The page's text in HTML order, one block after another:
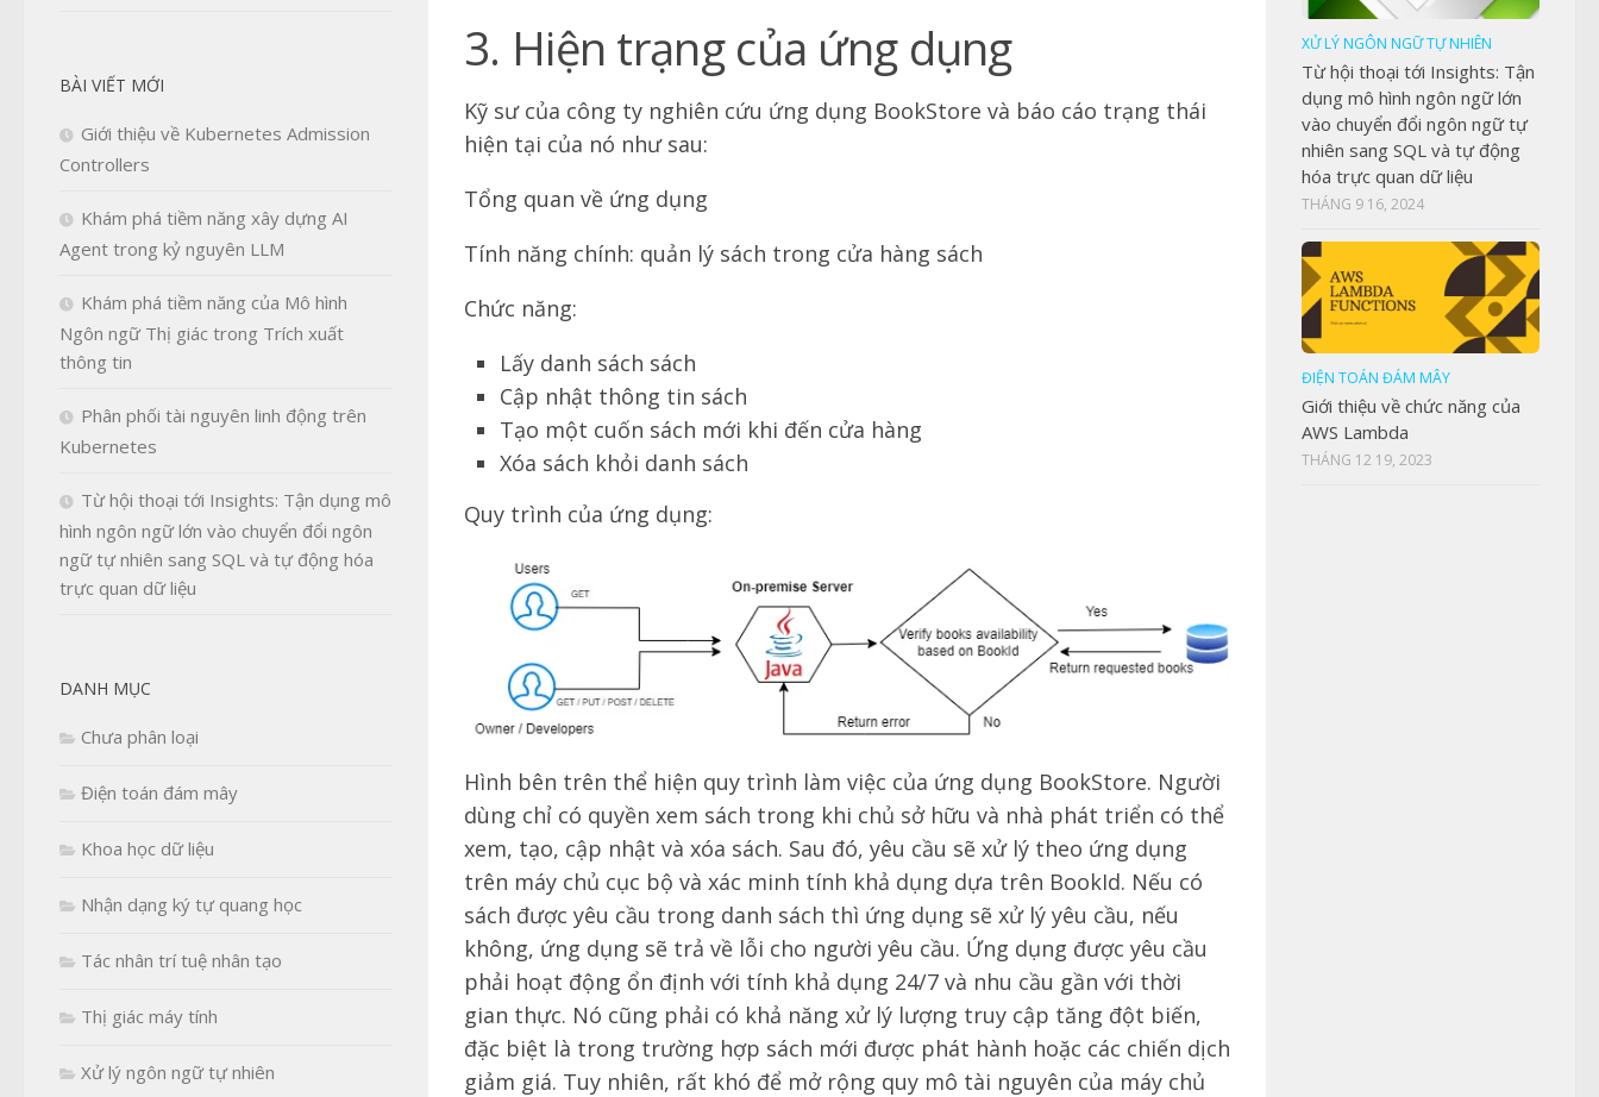
3. Hiện trạng của ứng dụng
Kỹ sư của công ty nghiên cứu ứng dụng BookStore và báo cáo trạng thái
hiện tại của nó như sau:
Tổng quan về ứng dụng
Tính năng chính: quản lý sách trong cửa hàng sách
Chức năng:
Lấy danh sách sách
Cập nhật thông tin sách
Tạo một cuốn sách mới khi đến cửa hàng
Xóa sách khỏi danh sách
Quy trình của ứng dụng:
Hình bên trên thể hiện quy trình làm việc của ứng dụng BookStore. Người
dùng chỉ có quyền xem sách trong khi chủ sở hữu và nhà phát triển có thể
xem, tạo, cập nhật và xóa sách. Sau đó, yêu cầu sẽ xử lý theo ứng dụng
trên máy chủ cục bộ và xác minh tính khả dụng dựa trên BookId. Nếu có
sách được yêu cầu trong danh sách thì ứng dụng sẽ xử lý yêu cầu, nếu
không, ứng dụng sẽ trả về lỗi cho người yêu cầu. Ứng dụng được yêu cầu
phải hoạt động ổn định với tính khả dụng 24/7 và nhu cầu gần với thời
gian thực. Nó cũng phải có khả năng xử lý lượng truy cập tăng đột biến,
đặc biệt là trong trường hợp sách mới được phát hành hoặc các chiến dịch
giảm giá. Tuy nhiên, rất khó để mở rộng quy mô tài nguyên của máy chủ
BÀI VIẾT MỚI
Giới thiệu về Kubernetes Admission
Controllers
Khám phá tiềm năng xây dựng AI
Agent trong kỷ nguyên LLM
Khám phá tiềm năng của Mô hình
Ngôn ngữ Thị giác trong Trích xuất
thông tin
Phân phối tài nguyên linh động trên
Kubernetes
Từ hội thoại tới Insights: Tận dụng mô
hình ngôn ngữ lớn vào chuyển đổi ngôn
ngữ tự nhiên sang SQL và tự động hóa
trực quan dữ liệu
DANH MỤC
Chưa phân loại
Điện toán đám mây
Khoa học dữ liệu
Nhận dạng ký tự quang học
Tác nhân trí tuệ nhân tạo
Thị giác máy tính
Xử lý ngôn ngữ tự nhiên
XỬ LÝ NGÔN NGỮ TỰ NHIÊN
Từ hội thoại tới Insights: Tận
dụng mô hình ngôn ngữ lớn
vào chuyển đổi ngôn ngữ tự
nhiên sang SQL và tự động
hóa trực quan dữ liệu
THÁNG 9 16, 2024
ĐIỆN TOÁN ĐÁM MÂY
Giới thiệu về chức năng của
AWS Lambda
THÁNG 12 19, 2023